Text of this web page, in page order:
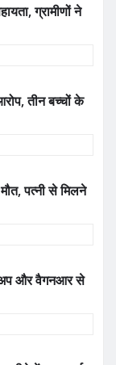
ग्रामीणों ने
तीन बच्चों के
पत्नी से मिलने
और वैगनआर से